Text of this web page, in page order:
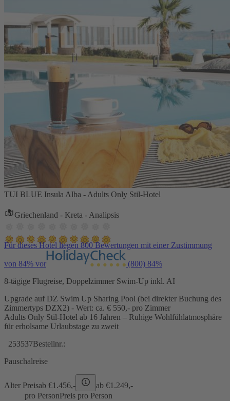
TUI BLUE Insula Alba - Adults Only Stil-Hotel
Griechenland - Kreta - Analipsis
Für dieses Hotel liegen 800 Bewertungen mit einer Zustimmung
von 84% vor (800) 84%
8-tägige Flugreise, Doppelzimmer Swim-Up inkl. AI
Upgrade auf DZ Swim Up Sharing Pool (bei direkter Buchung des
Zimmertyps DZX2) - Wert: ca. € 550,- pro Zimmer
Adults Only Stil-Hotel ab 16 Jahren – Ruhige Wohlfühlatmosphäre
für erholsame Urlaubstage zu zweit
253537Bestellnr.:
Pauschalreise
Alter Preisab €1.456,- ab €1.249,-
pro PersonPreis pro Person